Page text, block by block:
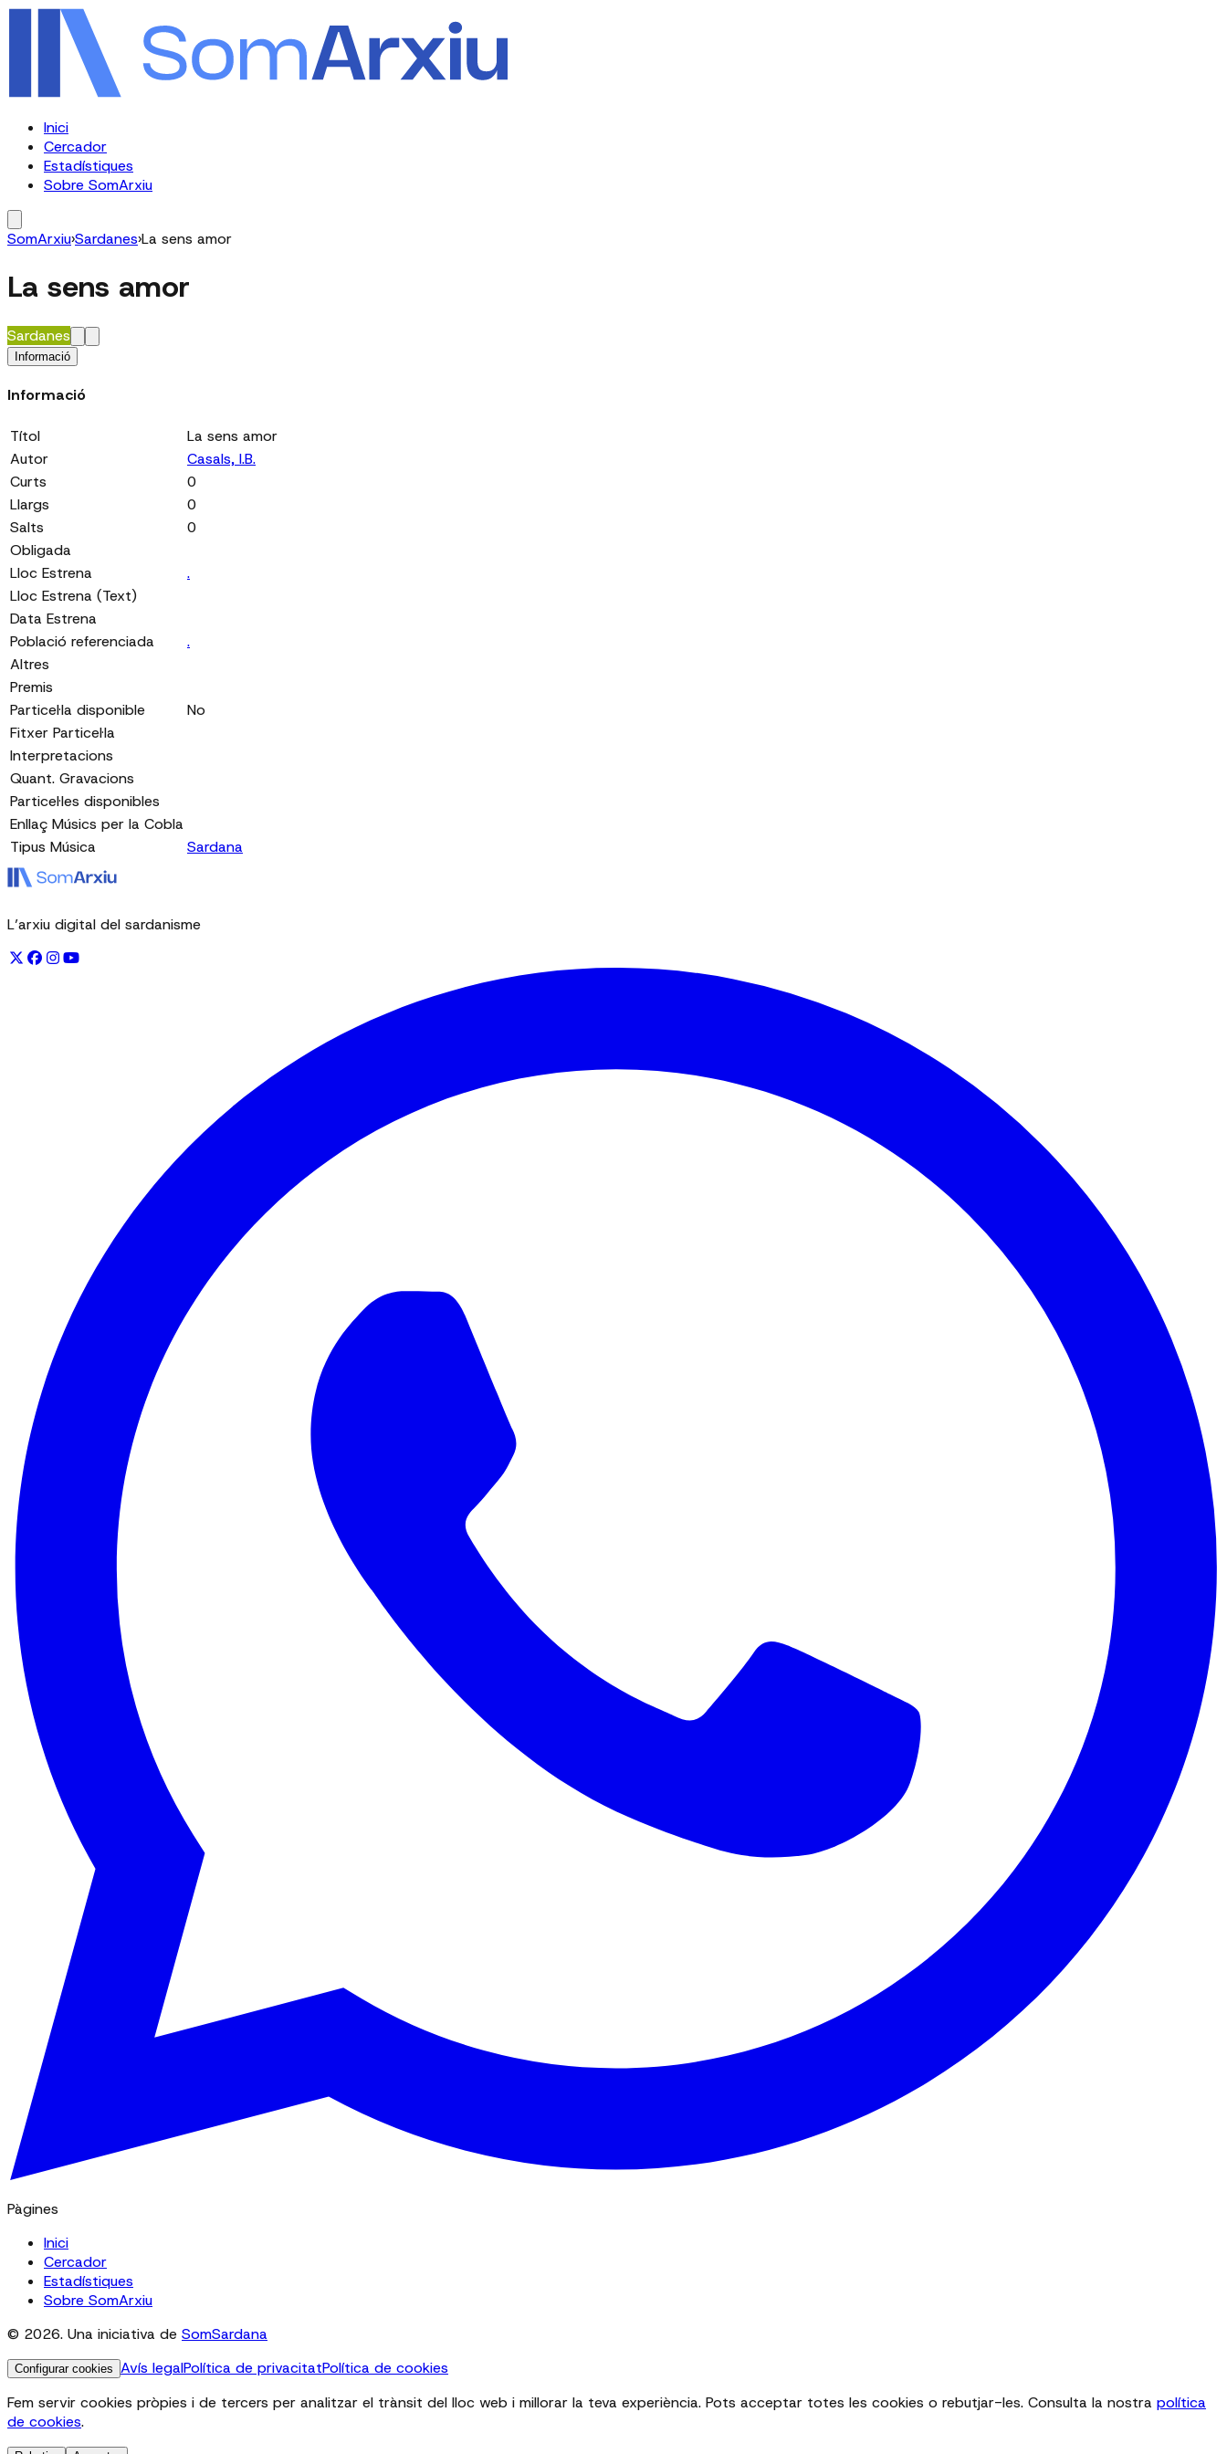
Inici
Cercador
Estadístiques
Sobre SomArxiu
SomArxiu›Sardanes›La sens amor
La sens amor
Sardanes
Informació
Informació
Títol
La sens amor
Autor
Casals, I.B.
Curts
0
Llargs
0
Salts
0
Obligada
Lloc Estrena
.
Lloc Estrena (Text)
Data Estrena
Població referenciada
.
Altres
Premis
Particel·la disponible
No
Fitxer Particel·la
Interpretacions
Quant. Gravacions
Particel·les disponibles
Enllaç Músics per la Cobla
Tipus Música
Sardana
L’arxiu digital del sardanisme
Pàgines
Inici
Cercador
Estadístiques
Sobre SomArxiu
© 2026. Una iniciativa de SomSardana
Configurar cookies Avís legalPolítica de privacitatPolítica de cookies
Fem servir cookies pròpies i de tercers per analitzar el trànsit del lloc web i millorar la teva experiència. Pots acceptar totes les cookies o rebutjar-les. Consulta la nostra política
de cookies.